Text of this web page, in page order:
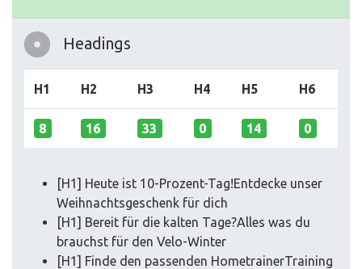
Headings
H1 H2 H3 H4 H5 H6
8 16 33 0 14 0
[H1] Heute ist 10-Prozent-Tag!Entdecke unser
Weihnachtsgeschenk für dich
[H1] Bereit für die kalten Tage?Alles was du
brauchst für den Velo-Winter
[H1] Finde den passenden HometrainerTraining